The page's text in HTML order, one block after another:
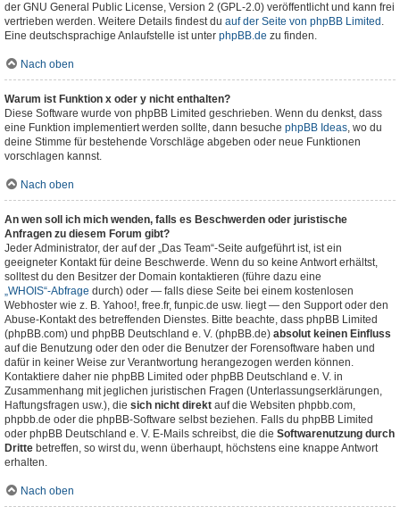
der GNU General Public License, Version 2 (GPL-2.0) veröffentlicht und kann frei
vertrieben werden. Weitere Details findest du auf der Seite von phpBB Limited .
Eine deutschsprachige Anlaufstelle ist unter phpBB.de zu finden.
Nach oben
Warum ist Funktion x oder y nicht enthalten?
Diese Software wurde von phpBB Limited geschrieben. Wenn du denkst, dass
eine Funktion implementiert werden sollte, dann besuche phpBB Ideas, wo du
deine Stimme für bestehende Vorschläge abgeben oder neue Funktionen
vorschlagen kannst.
Nach oben
An wen soll ich mich wenden, falls es Beschwerden oder juristische
Anfragen zu diesem Forum gibt?
Jeder Administrator, der auf der „Das Team“-Seite aufgeführt ist, ist ein
geeigneter Kontakt für deine Beschwerde. Wenn du so keine Antwort erhältst,
solltest du den Besitzer der Domain kontaktieren (führe dazu eine
„WHOIS“-Abfrage durch) oder — falls diese Seite bei einem kostenlosen
Webhoster wie z. B. Yahoo!, free.fr, funpic.de usw. liegt — den Support oder den
Abuse-Kontakt des betreffenden Dienstes. Bitte beachte, dass phpBB Limited
(phpBB.com) und phpBB Deutschland e. V. (phpBB.de) absolut keinen Einfluss
auf die Benutzung oder den oder die Benutzer der Forensoftware haben und
dafür in keiner Weise zur Verantwortung herangezogen werden können.
Kontaktiere daher nie phpBB Limited oder phpBB Deutschland e. V. in
Zusammenhang mit jeglichen juristischen Fragen (Unterlassungserklärungen,
Haftungsfragen usw.), die sich nicht direkt auf die Websiten phpbb.com,
phpbb.de oder die phpBB-Software selbst beziehen. Falls du phpBB Limited
oder phpBB Deutschland e. V. E-Mails schreibst, die die Softwarenutzung durch
Dritte betreffen, so wirst du, wenn überhaupt, höchstens eine knappe Antwort
erhalten.
Nach oben